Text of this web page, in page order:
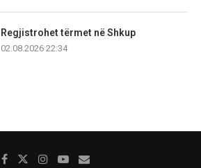
Regjistrohet tërmet në Shkup
02.08.2026 22:34